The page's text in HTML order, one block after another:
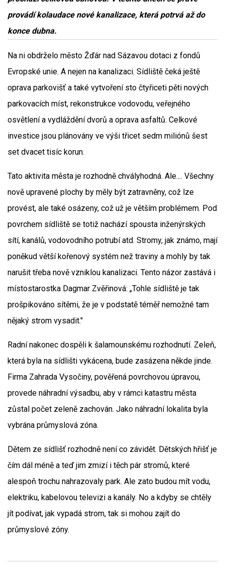
provádí kolaudace nové kanalizace, která potrvá až do
konce dubna.
Na ni obdrželo město Žďár nad Sázavou dotaci z fondů
Evropské unie. A nejen na kanalizaci. Sídliště čeká ještě
oprava parkovišť a také vytvoření sto čtyřiceti pěti nových
parkovacích míst, rekonstrukce vodovodu, veřejného
osvětlení a vydláždění dvorů a oprava asfaltů. Celkové
investice jsou plánovány ve výši třicet sedm miliónů šest
set dvacet tisíc korun.
Tato aktivita města je rozhodně chvályhodná. Ale.... Všechny
nově upravené plochy by měly být zatravněny, což lze
provést, ale také osázeny, což už je větším problémem. Pod
povrchem sídliště se totiž nachází spousta inženýrských
sítí, kanálů, vodovodního potrubí atd. Stromy, jak známo, mají
poněkud větší kořenový systém než traviny a mohly by tak
narušit třeba nově vzniklou kanalizaci. Tento názor zastává i
místostarostka Dagmar Zvěřinová: „Tohle sídliště je tak
prošpikováno sítěmi, že je v podstatě téměř nemožné tam
nějaký strom vysadit."
Radní nakonec dospěli k šalamounskému rozhodnutí. Zeleň,
která byla na sídlišti vykácena, bude zasázena někde jinde.
Firma Zahrada Vysočiny, pověřená povrchovou úpravou,
provede náhradní výsadbu, aby v rámci katastru města
zůstal počet zeleně zachován. Jako náhradní lokalita byla
vybrána průmyslová zóna.
Dětem ze sídlišť rozhodně není co závidět. Dětských hřišť je
čím dál méně a teď jim zmizí i těch pár stromů, které
alespoň trochu nahrazovaly park. Ale zato budou mít vodu,
elektriku, kabelovou televizi a kanály. No a kdyby se chtěly
jít podívat, jak vypadá strom, tak si mohou zajít do
průmyslové zóny.